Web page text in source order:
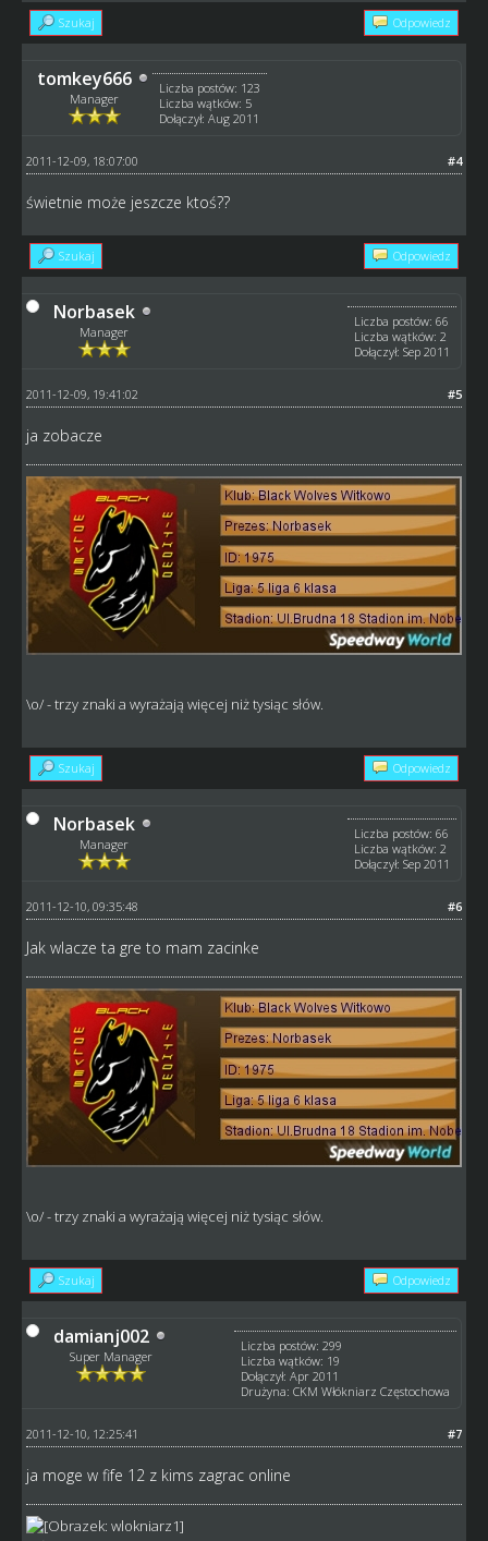
Szukaj Odpowiedz
tomkey666
Manager
Liczba postów: 123
Liczba wątków: 5
Dołączył: Aug 2011
#4
2011-12-09, 18:07:00
świetnie może jeszcze ktoś??
Szukaj Odpowiedz
Norbasek
Manager
Liczba postów: 66
Liczba wątków: 2
Dołączył: Sep 2011
#5
2011-12-09, 19:41:02
ja zobacze
\o/ - trzy znaki a wyrażają więcej niż tysiąc słów.
Szukaj Odpowiedz
Norbasek
Manager
Liczba postów: 66
Liczba wątków: 2
Dołączył: Sep 2011
#6
2011-12-10, 09:35:48
Jak wlacze ta gre to mam zacinke
\o/ - trzy znaki a wyrażają więcej niż tysiąc słów.
Szukaj Odpowiedz
damianj002
Super Manager
Liczba postów: 299
Liczba wątków: 19
Dołączył: Apr 2011
Drużyna: CKM Włókniarz Częstochowa
#7
2011-12-10, 12:25:41
ja moge w fife 12 z kims zagrac online